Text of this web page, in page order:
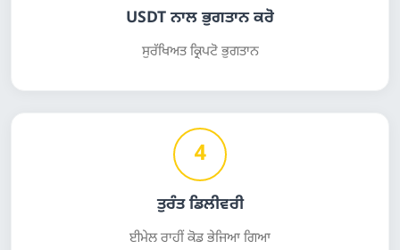
USDT ਨਾਲ ਭੁਗਤਾਨ ਕਰੋ
ਸੁਰੱਖਿਅਤ ਕ੍ਰਿਪਟੋ ਭੁਗਤਾਨ
4
ਤੁਰੰਤ ਡਿਲੀਵਰੀ
ਈਮੇਲ ਰਾਹੀਂ ਕੋਡ ਭੇਜਿਆ ਗਿਆ